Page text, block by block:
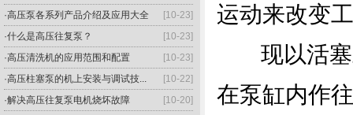
[10-23]
·高压泵各系列产品介绍及应用大全
[10-23]
·什么是高压往复泵？
[10-23]
·高压清洗机的应用范围和配置
[10-22]
·高压柱塞泵的机上安装与调试技...
[10-20]
·解决高压往复泵电机烧坏故障
运动来改变
现以活塞
在泵缸内作